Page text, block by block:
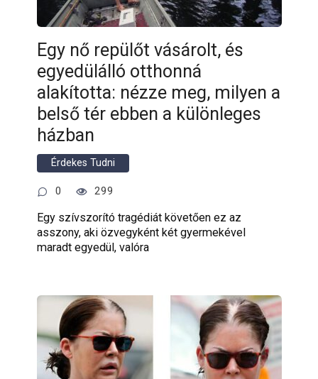
Egy nő repülőt vásárolt, és
egyedülálló otthonná
alakította: nézze meg, milyen a
belső tér ebben a különleges
házban
Érdekes Tudni
0 299
Egy szívszorító tragédiát követően ez az
asszony, aki özvegyként két gyermekével
maradt egyedül, valóra